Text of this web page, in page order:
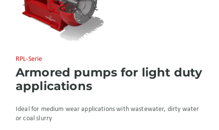
RPL-Serie
Armored pumps for light duty
applications
Ideal for medium wear applications with wastewater, dirty water
or coal slurry